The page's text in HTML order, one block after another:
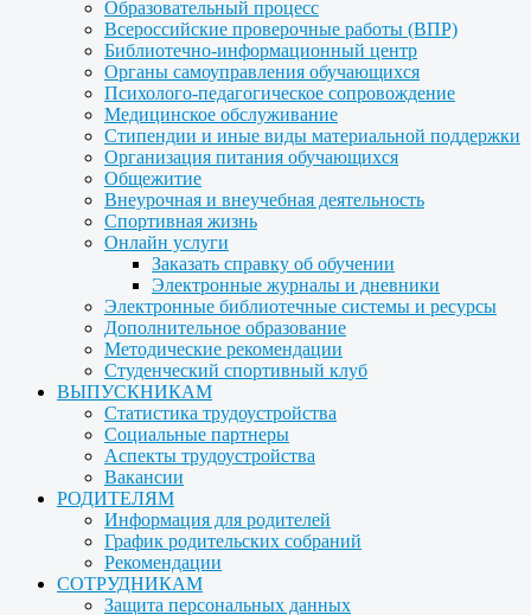
Образовательный процесс
Всероссийские проверочные работы (ВПР)
Библиотечно-информационный центр
Органы самоуправления обучающихся
Психолого-педагогическое сопровождение
Медицинское обслуживание
Стипендии и иные виды материальной поддержки
Организация питания обучающихся
Общежитие
Внеурочная и внеучебная деятельность
Спортивная жизнь
Онлайн услуги
Заказать справку об обучении
Электронные журналы и дневники
Электронные библиотечные системы и ресурсы
Дополнительное образование
Методические рекомендации
Студенческий спортивный клуб
ВЫПУСКНИКАМ
Статистика трудоустройства
Социальные партнеры
Аспекты трудоустройства
Вакансии
РОДИТЕЛЯМ
Информация для родителей
График родительских собраний
Рекомендации
СОТРУДНИКАМ
Защита персональных данных